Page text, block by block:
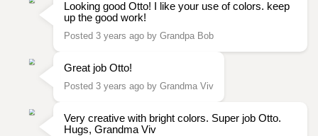
Looking good Otto! I like your use of colors. keep
up the good work!
Posted 3 years ago by Grandpa Bob
Great job Otto!
Posted 3 years ago by Grandma Viv
Very creative with bright colors. Super job Otto.
Hugs, Grandma Viv